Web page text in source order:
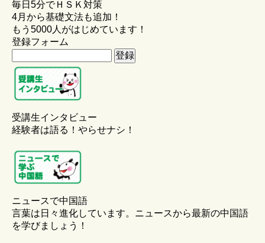
毎日5分でＨＳＫ対策
4月から基礎文法も追加！
もう5000人がはじめています！
登録フォーム
受講生インタビュー
経験者は語る！やらせナシ！
ニュースで中国語
言葉は日々進化しています。ニュースから最新の中国語
を学びましょう！